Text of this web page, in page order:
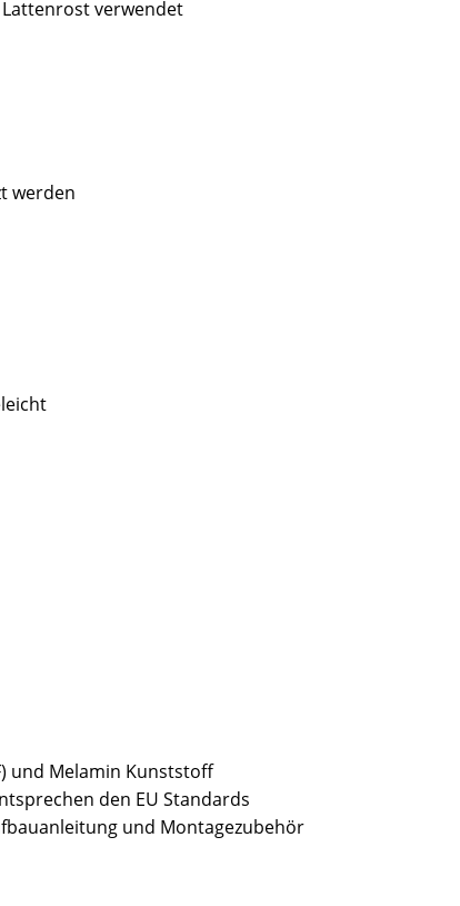
verwendet
werden
und Melamin Kunststoff
den EU Standards
und Montagezubehör